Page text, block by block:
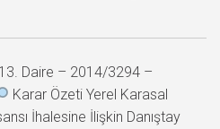
Daire – 2014/3294 –
Karar Özeti Yerel Karasal
İhalesine İlişkin Danıştay